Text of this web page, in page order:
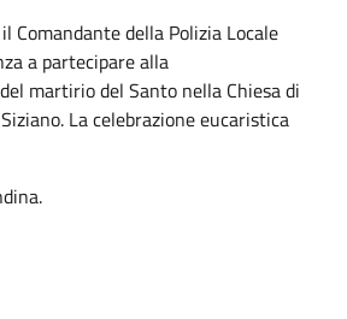
Comandante della Polizia Locale
a partecipare alla
martirio del Santo nella Chiesa di
La celebrazione eucaristica